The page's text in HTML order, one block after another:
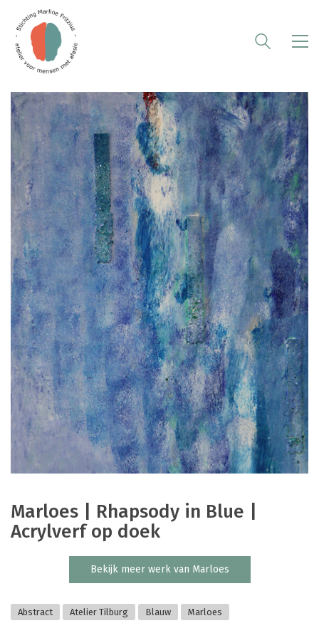
Marloes | Rhapsody in Blue |
Acrylverf op doek
Bekijk meer werk van Marloes
Abstract Atelier Tilburg Blauw Marloes